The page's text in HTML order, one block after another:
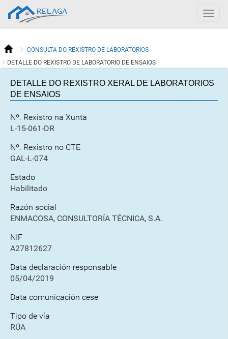
CONSULTA DO REXISTRO DE LABORATORIOS
DETALLE DO REXISTRO DE LABORATORIO DE ENSAIOS
DETALLE DO REXISTRO XERAL DE LABORATORIOS
DE ENSAIOS
Nº. Rexistro na Xunta
L-15-061-DR
Nº. Rexistro no CTE
GAL-L-074
Estado
Habilitado
Razón social
ENMACOSA, CONSULTORÍA TÉCNICA, S.A.
NIF
A27812627
Data declaración responsable
05/04/2019
Data comunicación cese
Tipo de vía
RÚA